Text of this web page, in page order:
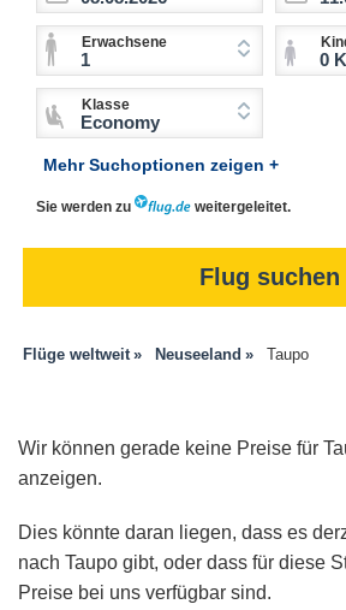
Erwachsene
1 0
Klasse
Economy
Mehr Suchoptionen zeigen +
Sie werden zu weitergeleitet.
Flug suchen
Flüge weltweit Neuseeland Taupo
Wir können gerade keine Preise für
anzeigen.
Dies könnte daran liegen, dass es
nach Taupo gibt, oder dass für diese
Preise bei uns verfügbar sind.